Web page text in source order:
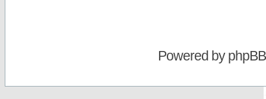
Powered byphpBB